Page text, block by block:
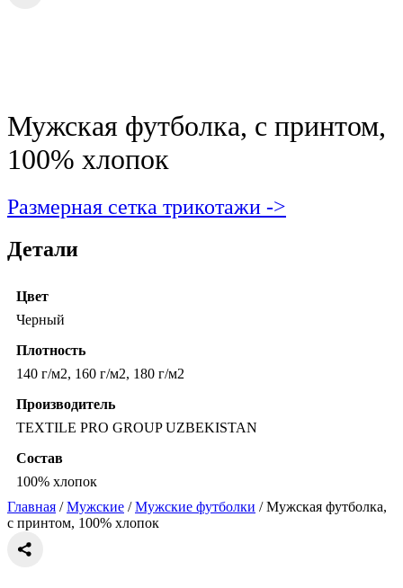
Мужская футболка, с принтом,
100% хлопок
Размерная сетка трикотажи ->
Детали
Цвет
Черный
Плотность
140 г/м2, 160 г/м2, 180 г/м2
Производитель
TEXTILE PRO GROUP UZBEKISTAN
Состав
100% хлопок
Главная /Мужские /Мужские футболки / Мужская футболка,
с принтом, 100% хлопок